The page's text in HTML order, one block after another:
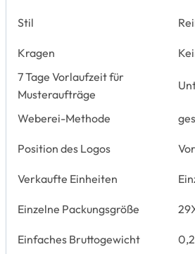
Stil
Kragen
7 Tage Vorlaufzeit für
Musteraufträge
Weberei-Methode
Position des Logos
Verkaufte Einheiten
Einzelne Packungsgröße
Einfaches Bruttogewicht